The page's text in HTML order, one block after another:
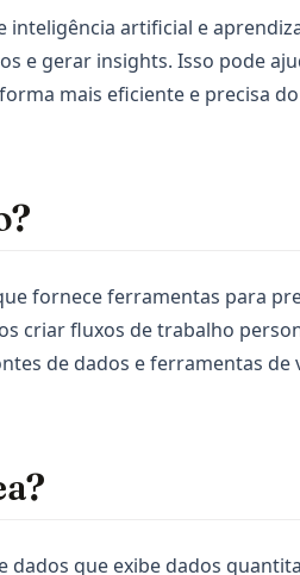
inteligência artificial e
e gerar insights. Isso pode
mais eficiente e precisa
fornece ferramentas para
criar fluxos de trabalho
de dados e ferramentas de
dados que exibe dados